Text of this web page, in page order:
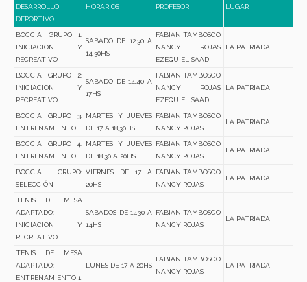
DESARROLLO
DEPORTIVO
HORARIOS PROFESOR LUGAR
BOCCIA GRUPO 1:
INICIACION Y
RECREATIVO
SABADO DE 12,30 A
14,30HS
FABIAN TAMBOSCO,
NANCY ROJAS,
EZEQUIEL SAAD
LA PATRIADA
BOCCIA GRUPO 2:
INICIACION Y
RECREATIVO
SABADO DE 14,40 A
17HS
FABIAN TAMBOSCO,
NANCY ROJAS,
EZEQUIEL SAAD
LA PATRIADA
BOCCIA GRUPO 3:
ENTRENAMIENTO
MARTES Y JUEVES
DE 17 A 18,30HS
FABIAN TAMBOSCO,
NANCY ROJAS
LA PATRIADA
BOCCIA GRUPO 4:
ENTRENAMIENTO
MARTES Y JUEVES
DE 18,30 A 20HS
FABIAN TAMBOSCO,
NANCY ROJAS
LA PATRIADA
BOCCIA GRUPO:
SELECCIÓN
VIERNES DE 17 A
20HS
FABIAN TAMBOSCO,
NANCY ROJAS
LA PATRIADA
TENIS DE MESA
ADAPTADO:
INICIACION Y
RECREATIVO
SABADOS DE 12,30 A
14HS
FABIAN TAMBOSCO,
NANCY ROJAS
LA PATRIADA
TENIS DE MESA
ADAPTADO:
ENTRENAMIENTO 1
LUNES DE 17 A 20HS
FABIAN TAMBOSCO,
NANCY ROJAS
LA PATRIADA